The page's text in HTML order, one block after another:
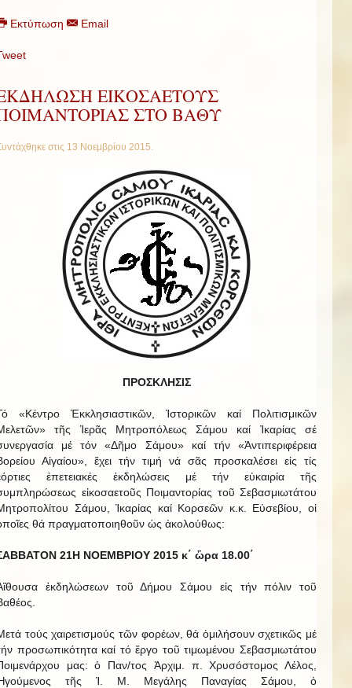
Εκτύπωση Email
ΕΙΚΟΣΑΕΤΟΥΣ
ΣΤΟ ΒΑΘΥ
στις 13 Νοεμβρίου 2015
ΠΡΟΣΚΛΗΣΙΣ
«Κέντρο Ἐκκλησιαστικῶν, Ἱστορικῶν καί Πολιτισμικῶν
τῆς Ἱερᾶς Μητροπόλεως Σάμου καί Ἰκαρίας σέ
μέ τόν «Δῆμο Σάμου» καί τήν «Ἀντιπεριφέρεια
Αἰγαίου», ἔχει τήν τιμή νά σᾶς προσκαλέσει εἰς τίς
ἐπετειακές ἐκδηλώσεις μέ τήν εὐκαιρία τῆς
εἰκοσαετοῦς Ποιμαντορίας τοῦ Σεβασμιωτάτου
Σάμου, Ἰκαρίας καί Κορσεῶν κ.κ. Εὐσεβίου, οἱ
θά πραγματοποιηθοῦν ὡς ἀκολούθως:
21Η ΝΟΕΜΒΡΙΟΥ 2015 κ΄ ὥρα 18.00΄
ἐκδηλώσεων τοῦ Δήμου Σάμου εἰς τήν πόλιν τοῦ
τούς χαιρετισμούς τῶν φορέων, θά ὁμιλήσουν σχετικῶς μέ
προσωπικότητα καί τό ἔργο τοῦ τιμωμένου Σεβασμιωτάτου
μας: ὁ Παν/τος Ἀρχιμ. π. Χρυσόστομος Λέλος,
τῆς Ἱ. Μ. Μεγάλης Παναγίας Σάμου, ὁ